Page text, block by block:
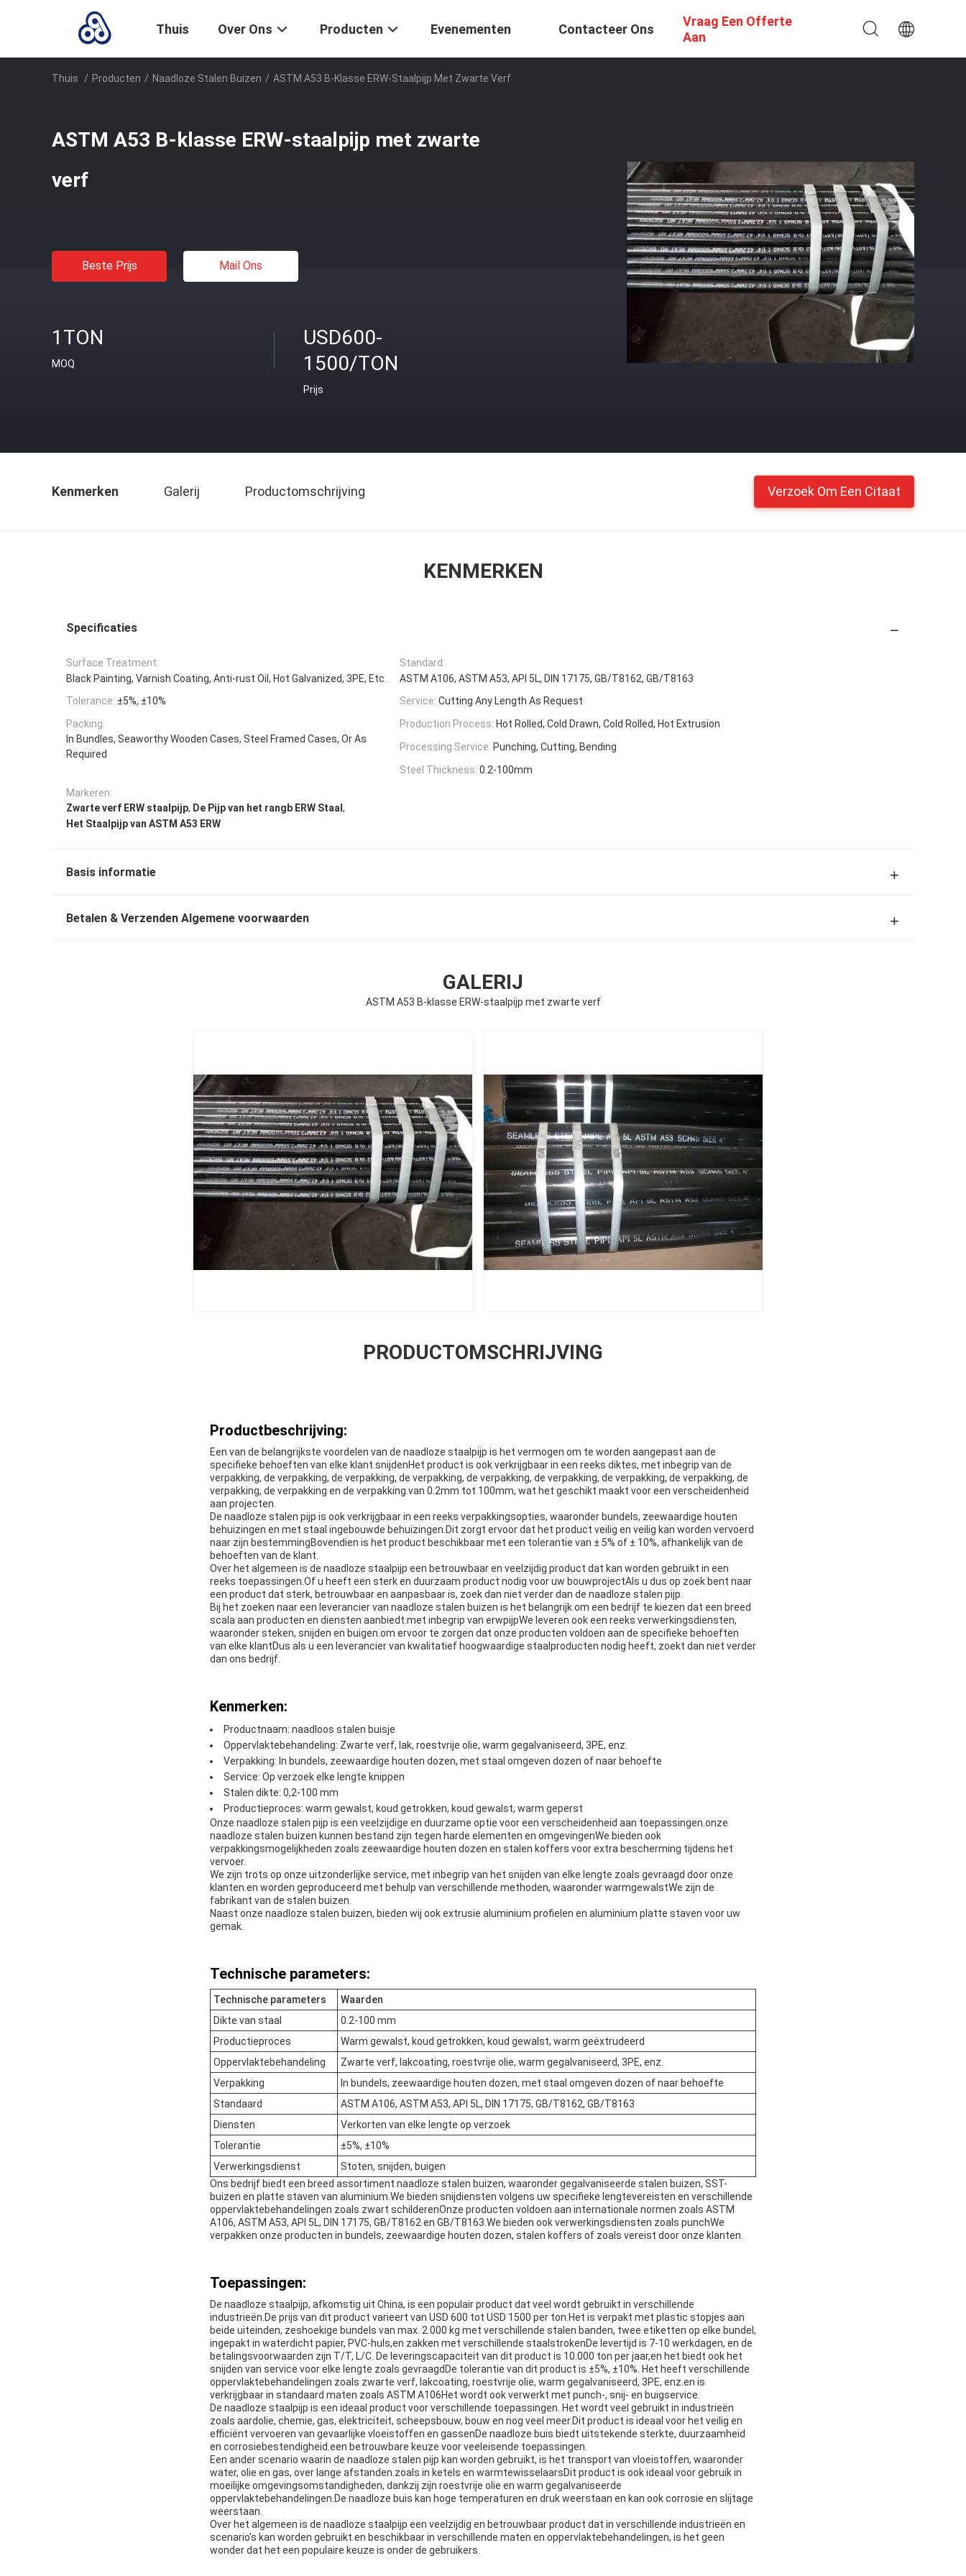
Thuis Over Ons Producten Evenementen Contacteer Ons
Vraag Een Offerte
Aan
Thuis / Producten / Naadloze Stalen Buizen / ASTM A53 B-Klasse ERW-Staalpijp Met Zwarte Verf
ASTM A53 B-klasse ERW-staalpijp met zwarte
verf
Beste Prijs Mail Ons
1TON
MOQ
USD600-
1500/TON
Prijs
Kenmerken Galerij Productomschrijving Verzoek Om Een Citaat
KENMERKEN
Specificaties
Surface Treatment:
Black Painting, Varnish Coating, Anti-rust Oil, Hot Galvanized, 3PE, Etc.
Standard:
ASTM A106, ASTM A53, API 5L, DIN 17175, GB/T8162, GB/T8163
Tolerance: ±5%, ±10% Service: Cutting Any Length As Request
Packing:
In Bundles, Seaworthy Wooden Cases, Steel Framed Cases, Or As
Required
Production Process: Hot Rolled, Cold Drawn, Cold Rolled, Hot Extrusion
Processing Service: Punching, Cutting, Bending
Steel Thickness: 0.2-100mm
Markeren:
Zwarte verf ERW staalpijp, De Pijp van het rangb ERW Staal ,
Het Staalpijp van ASTM A53 ERW
Basis informatie
Betalen & Verzenden Algemene voorwaarden
GALERIJ
ASTM A53 B-klasse ERW-staalpijp met zwarte verf
PRODUCTOMSCHRIJVING
Productbeschrijving:
Een van de belangrijkste voordelen van de naadloze staalpijp is het vermogen om te worden aangepast aan de
specifieke behoeften van elke klant.snijdenHet product is ook verkrijgbaar in een reeks diktes, met inbegrip van de
verpakking, de verpakking, de verpakking, de verpakking, de verpakking, de verpakking, de verpakking, de verpakking, de
verpakking, de verpakking en de verpakking.van 0.2mm tot 100mm, wat het geschikt maakt voor een verscheidenheid
aan projecten.
De naadloze stalen pijp is ook verkrijgbaar in een reeks verpakkingsopties, waaronder bundels, zeewaardige houten
behuizingen en met staal ingebouwde behuizingen.Dit zorgt ervoor dat het product veilig en veilig kan worden vervoerd
naar zijn bestemmingBovendien is het product beschikbaar met een tolerantie van ± 5% of ± 10%, afhankelijk van de
behoeften van de klant.
Over het algemeen is de naadloze staalpijp een betrouwbaar en veelzijdig product dat kan worden gebruikt in een
reeks toepassingen.Of u heeft een sterk en duurzaam product nodig voor uw bouwprojectAls u dus op zoek bent naar
een product dat sterk, betrouwbaar en aanpasbaar is, zoek dan niet verder dan de naadloze stalen pijp.
Bij het zoeken naar een leverancier van naadloze stalen buizen is het belangrijk om een bedrijf te kiezen dat een breed
scala aan producten en diensten aanbiedt.met inbegrip van erwpijpWe leveren ook een reeks verwerkingsdiensten,
waaronder steken, snijden en buigen.om ervoor te zorgen dat onze producten voldoen aan de specifieke behoeften
van elke klantDus als u een leverancier van kwalitatief hoogwaardige staalproducten nodig heeft, zoekt dan niet verder
dan ons bedrijf.
Kenmerken:
Productnaam: naadloos stalen buisje
Oppervlaktebehandeling: Zwarte verf, lak, roestvrije olie, warm gegalvaniseerd, 3PE, enz.
Verpakking: In bundels, zeewaardige houten dozen, met staal omgeven dozen of naar behoefte
Service: Op verzoek elke lengte knippen
Stalen dikte: 0,2-100 mm
Productieproces: warm gewalst, koud getrokken, koud gewalst, warm geperst
Onze naadloze stalen pijp is een veelzijdige en duurzame optie voor een verscheidenheid aan toepassingen.onze
naadloze stalen buizen kunnen bestand zijn tegen harde elementen en omgevingenWe bieden ook
verpakkingsmogelijkheden zoals zeewaardige houten dozen en stalen koffers voor extra bescherming tijdens het
vervoer.
We zijn trots op onze uitzonderlijke service, met inbegrip van het snijden van elke lengte zoals gevraagd door onze
klanten.en worden geproduceerd met behulp van verschillende methoden, waaronder warmgewalstWe zijn de
fabrikant van de stalen buizen.
Naast onze naadloze stalen buizen, bieden wij ook extrusie aluminium profielen en aluminium platte staven voor uw
gemak.
Technische parameters:
Technische parameters
Waarden
Dikte van staal
0.2-100 mm
Productieproces
Warm gewalst, koud getrokken, koud gewalst, warm geëxtrudeerd
Oppervlaktebehandeling
Zwarte verf, lakcoating, roestvrije olie, warm gegalvaniseerd, 3PE, enz.
Verpakking
In bundels, zeewaardige houten dozen, met staal omgeven dozen of naar behoefte
Standaard
ASTM A106, ASTM A53, API 5L, DIN 17175, GB/T8162, GB/T8163
Diensten
Verkorten van elke lengte op verzoek
Tolerantie
±5%, ±10%
Verwerkingsdienst
Stoten, snijden, buigen
Ons bedrijf biedt een breed assortiment naadloze stalen buizen, waaronder gegalvaniseerde stalen buizen, SST-
buizen en platte staven van aluminium.We bieden snijdiensten volgens uw specifieke lengtevereisten en verschillende
oppervlaktebehandelingen zoals zwart schilderenOnze producten voldoen aan internationale normen zoals ASTM
A106, ASTM A53, API 5L, DIN 17175, GB/T8162 en GB/T8163.We bieden ook verwerkingsdiensten zoals punchWe
verpakken onze producten in bundels, zeewaardige houten dozen, stalen koffers of zoals vereist door onze klanten.
Toepassingen:
De naadloze staalpijp, afkomstig uit China, is een populair product dat veel wordt gebruikt in verschillende
industrieën.De prijs van dit product varieert van USD 600 tot USD 1500 per ton.Het is verpakt met plastic stopjes aan
beide uiteinden, zeshoekige bundels van max. 2.000 kg met verschillende stalen banden, twee etiketten op elke bundel,
ingepakt in waterdicht papier, PVC-huls,en zakken met verschillende staalstrokenDe levertijd is 7-10 werkdagen, en de
betalingsvoorwaarden zijn T/T, L/C. De leveringscapaciteit van dit product is 10.000 ton per jaar,en het biedt ook het
snijden van service voor elke lengte zoals gevraagdDe tolerantie van dit product is ±5%, ±10%. Het heeft verschillende
oppervlaktebehandelingen zoals zwarte verf, lakcoating, roestvrije olie, warm gegalvaniseerd, 3PE, enz.en is
verkrijgbaar in standaard maten zoals ASTM A106Het wordt ook verwerkt met punch-, snij- en buigservice.
De naadloze staalpijp is een ideaal product voor verschillende toepassingen. Het wordt veel gebruikt in industrieën
zoals aardolie, chemie, gas, elektriciteit, scheepsbouw, bouw en nog veel meer.Dit product is ideaal voor het veilig en
efficiënt vervoeren van gevaarlijke vloeistoffen en gassenDe naadloze buis biedt uitstekende sterkte, duurzaamheid
en corrosiebestendigheid.een betrouwbare keuze voor veeleisende toepassingen.
Een ander scenario waarin de naadloze stalen pijp kan worden gebruikt, is het transport van vloeistoffen, waaronder
water, olie en gas, over lange afstanden.zoals in ketels en warmtewisselaarsDit product is ook ideaal voor gebruik in
moeilijke omgevingsomstandigheden, dankzij zijn roestvrije olie en warm gegalvaniseerde
oppervlaktebehandelingen.De naadloze buis kan hoge temperaturen en druk weerstaan en kan ook corrosie en slijtage
weerstaan.
Over het algemeen is de naadloze staalpijp een veelzijdig en betrouwbaar product dat in verschillende industrieën en
scenario's kan worden gebruikt.en beschikbaar in verschillende maten en oppervlaktebehandelingen, is het geen
wonder dat het een populaire keuze is onder de gebruikers.